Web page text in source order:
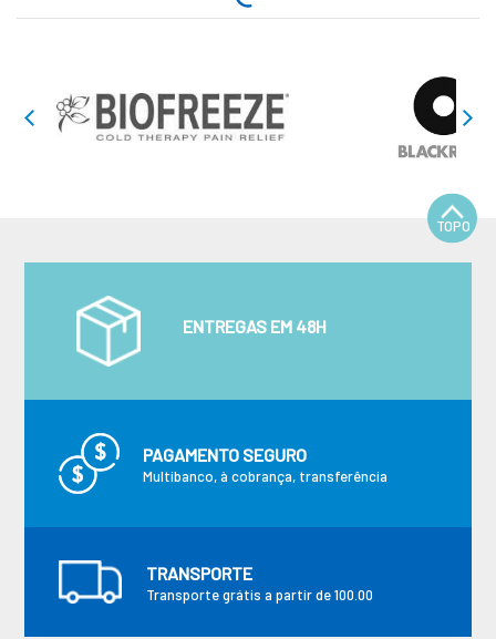
TOPO
ENTREGAS EM 48H
PAGAMENTO SEGURO
Multibanco, à cobrança, transferência
TRANSPORTE
Transporte grátis a partir de 100.00